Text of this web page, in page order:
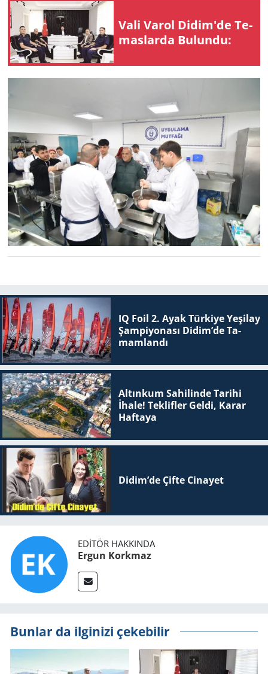
Vali Varol Didim'de Te­
mas­lar­da Bu­lun­du:
IQ Foil 2. Ayak Tür­ki­ye Ye­şi­lay
Şam­pi­yo­na­sı Didim’de Ta­
mam­lan­dı
Altınkum Sahilinde Tarihi
İhale! Teklifler Geldi, Karar
Haftaya
Didim’de Çifte Ci­na­yet
EDITÖR HAKKINDA
Ergun Korkmaz
Bunlar da ilginizi çekebilir